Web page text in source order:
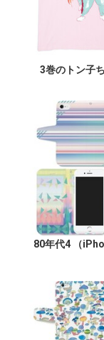
3巻のトン子
80年代4 （